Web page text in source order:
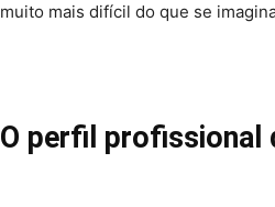
muito mais difícil do que se
O perfil profissional